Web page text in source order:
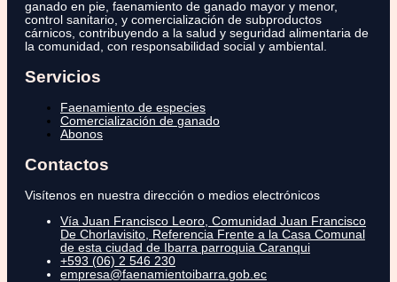
ganado en pie, faenamiento de ganado mayor y menor,
control sanitario, y comercialización de subproductos
cárnicos, contribuyendo a la salud y seguridad alimentaria de
la comunidad, con responsabilidad social y ambiental.
Servicios
Faenamiento de especies
Comercialización de ganado
Abonos
Contactos
Visítenos en nuestra dirección o medios electrónicos
Vía Juan Francisco Leoro, Comunidad Juan Francisco
De Chorlavisito, Referencia Frente a la Casa Comunal
de esta ciudad de Ibarra parroquia Caranqui
+593 (06) 2 546 230
empresa@faenamientoibarra.gob.ec